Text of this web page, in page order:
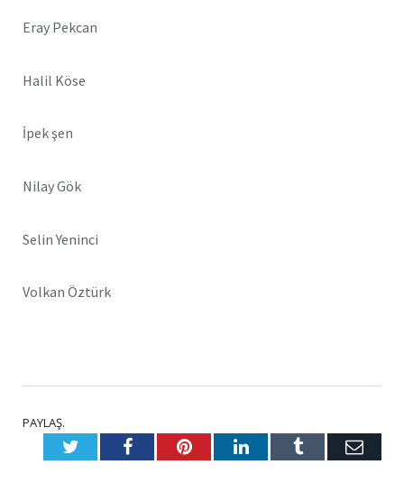
Eray Pekcan
Halil Köse
İpek şen
Nilay Gök
Selin Yeninci
Volkan Öztürk
PAYLAŞ.
TwitterFacebookPinterestLinkedInTumblr E-